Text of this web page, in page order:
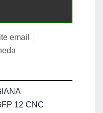
email
12 CNC